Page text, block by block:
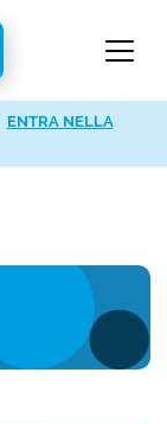
ENTRA NELLA